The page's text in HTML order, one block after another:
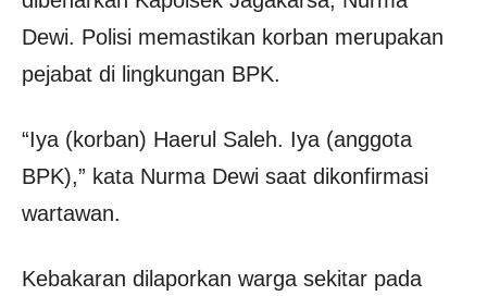
Dewi. Polisi memastikan korban merupakan
pejabat di lingkungan BPK.
“Iya (korban) Haerul Saleh. Iya (anggota
BPK),” kata Nurma Dewi saat dikonfirmasi
wartawan.
Kebakaran dilaporkan warga sekitar pada